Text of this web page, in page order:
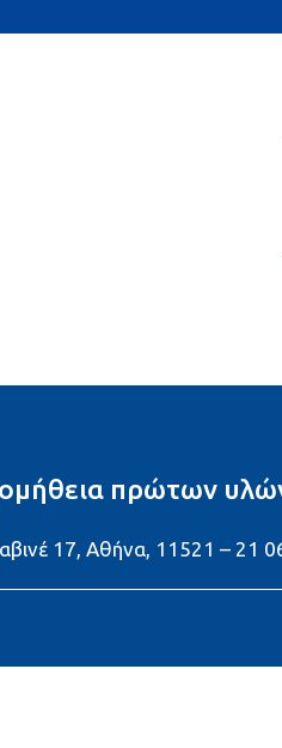
πρώτων
17, Αθήνα, 11521 – 21